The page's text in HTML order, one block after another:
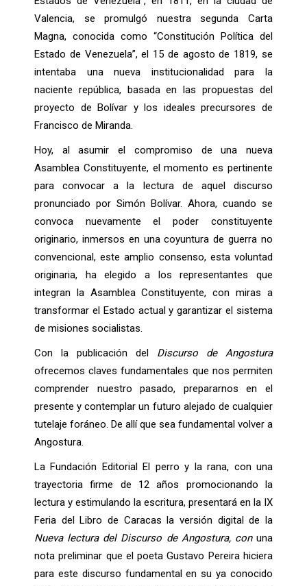
Valencia, se promulgó nuestra segunda Carta
Magna, conocida como “Constitución Política del
Estado de Venezuela”, el 15 de agosto de 1819, se
intentaba una nueva institucionalidad para la
naciente república, basada en las propuestas del
proyecto de Bolívar y los ideales precursores de
Francisco de Miranda.
Hoy, al asumir el compromiso de una nueva
Asamblea Constituyente, el momento es pertinente
para convocar a la lectura de aquel discurso
pronunciado por Simón Bolívar. Ahora, cuando se
convoca nuevamente el poder constituyente
originario, inmersos en una coyuntura de guerra no
convencional, este amplio consenso, esta voluntad
originaria, ha elegido a los representantes que
integran la Asamblea Constituyente, con miras a
transformar el Estado actual y garantizar el sistema
de misiones socialistas.
Con la publicación del Discurso de Angostura
ofrecemos claves fundamentales que nos permiten
comprender nuestro pasado, prepararnos en el
presente y contemplar un futuro alejado de cualquier
tutelaje foráneo. De allí que sea fundamental volver a
Angostura.
La Fundación Editorial El perro y la rana, con una
trayectoria firme de 12 años promocionando la
lectura y estimulando la escritura, presentará en la IX
Feria del Libro de Caracas la versión digital de la
Nueva lectura del Discurso de Angostura, conuna
nota preliminar que el poeta Gustavo Pereira hiciera
para este discurso fundamental en su ya conocido